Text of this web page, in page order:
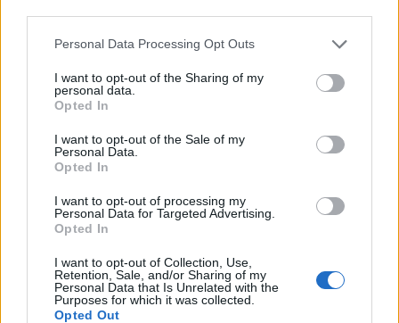
Please note that this website/app uses one or more Google
not limited to your visit or usage behaviour. You may click to
grant or deny consent to Google and its third-party tags to
use your data for below specified purposes in below Google
consent section.
Personal Data Processing Opt Outs
I want to opt-out of the Sharing of my
personal data.
Opted In
I want to opt-out of the Sale of my
Personal Data.
Opted In
I want to opt-out of processing my
Personal Data for Targeted Advertising.
Opted In
I want to opt-out of Collection, Use,
Retention, Sale, and/or Sharing of my
Personal Data that Is Unrelated with the
Purposes for which it was collected.
Opted Out
πειράματος και όχι μια βιομηχανική εφαρμογή.
Το πρότζεκτ τους, με τίτλο «Averrhoa bilimbi: A
Natural Coagulant for Rubber Latex», ξεχώρισε
ακριβώς επειδή βασίστηκε σε ένα απλό, χαμηλού
περιοχές, χωρίς να απαιτεί πολύπλοκο εξοπλισμό.
National Geographic Explorer Award στο
Google Science Fai
φιναλίστ από 14 χώρες, ενώ η καθηγήτριά τους,
Νισίθα Κ. Κ., τιμήθηκε με το Inspiring Educator
Award.